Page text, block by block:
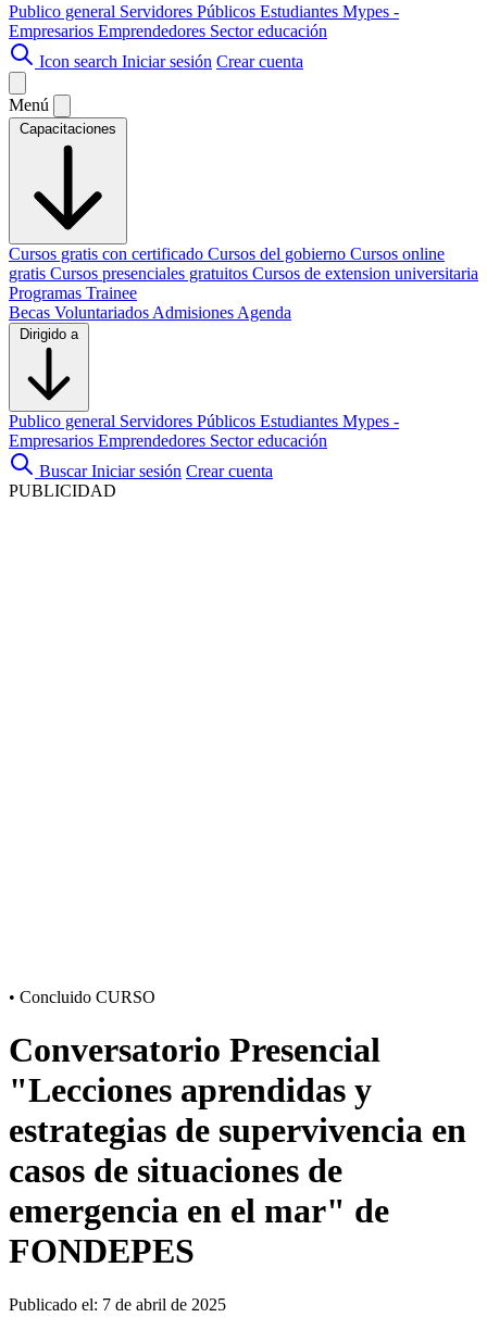
Publico general Servidores Públicos Estudiantes Mypes -
Empresarios Emprendedores Sector educación
Icon search Iniciar sesión Crear cuenta
Menú
Capacitaciones
Cursos gratis con certificado Cursos del gobierno Cursos online
gratis Cursos presenciales gratuitos Cursos de extension universitaria
Programas Trainee
Becas Voluntariados Admisiones Agenda
Dirigido a
Publico general Servidores Públicos Estudiantes Mypes -
Empresarios Emprendedores Sector educación
Buscar Iniciar sesión Crear cuenta
PUBLICIDAD
• Concluido CURSO
Conversatorio Presencial
"Lecciones aprendidas y
estrategias de supervivencia en
casos de situaciones de
emergencia en el mar" de
FONDEPES
Publicado el: 7 de abril de 2025